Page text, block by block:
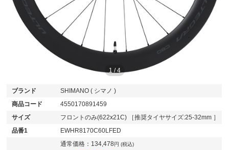
1 /4
ブランド
SHIMANO ( シマノ )
商品コード
4550170891459
サイズ
フロントのみ(622x21C) ［推奨タイヤサイズ:25-32mm ］
品番1
EWHR8170C60LFED
通常価格： 134,478円 (税込)